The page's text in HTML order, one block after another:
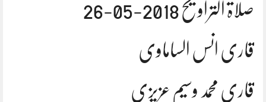
صلاۃ التراویح 2018-05-26
قاری انس الساماوی
قاری محمد وسیم عزیزی